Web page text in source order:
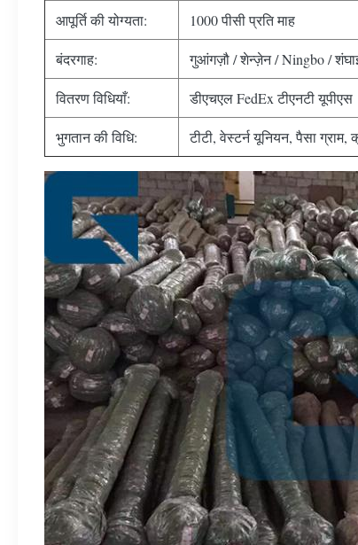
आपूर्ति की योग्यता: 1000 पीसी प्रति माह
बंदरगाह: गुआंगज़ौ / शेन्ज़ेन / Ningbo /
वितरण विधियाँ: डीएचएल FedEx टीएनटी यूपीएस
भुगतान की विधि: टीटी, वेस्टर्न यूनियन, पैसा ग्राम,